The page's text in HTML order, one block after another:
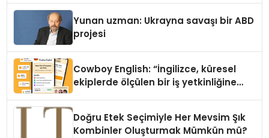
Yunan uzman: Ukrayna savaşı bir ABD
projesi
Cowboy English: “İngilizce, küresel
ekiplerde ölçülen bir iş yetkinliğine
Doğru Etek Seçimiyle Her Mevsim Şık
Kombinler Oluşturmak Mümkün mü?